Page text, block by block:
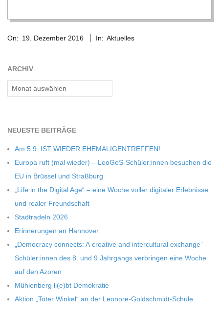
M
I
D
-
S
C
H
U
L
E
12-
On: 19. Dezember 2016 In: Aktuelles
ARCHIV
Archiv
NEU­ESTE BEITRÄGE
Am 5.9. IST WIEDER EHEMALIGENTREFFEN!
Europa ruft (mal wie­der) – LeoGoS-Schüler:innen besu­chen die
EU in Brüs­sel und Straßburg
„Life in the Digi­tal Age“ – eine Woche vol­ler digi­ta­ler Erleb­nisse
und rea­ler Freundschaft
Stadt­ra­deln 2026
Erin­ne­run­gen an Hannover
„Demo­cracy con­nects: A crea­tive and inter­cul­tu­ral exch­ange” –
Schüler:innen des 8. und 9 Jahr­gangs ver­brin­gen eine Woche
auf den Azoren
Müh­len­berg li(e)bt Demokratie
Aktion „Toter Win­kel“ an der Leonore-Goldschmidt-Schule